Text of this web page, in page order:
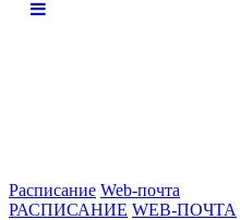
Расписание Web-почта
РАСПИСАНИЕ WEB-ПОЧТА